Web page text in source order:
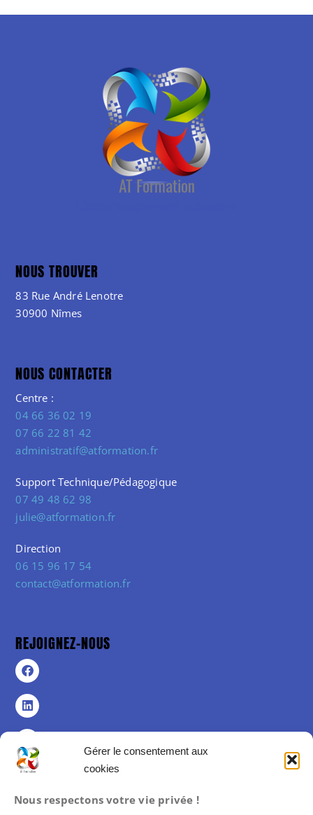
Gérer le consentement aux
cookies
Nous respectons votre vie privée !
NOUS TROUVER
83 Rue André Lenotre
30900 Nîmes
NOUS CONTACTER
Centre :
04 66 36 02 19
07 66 22 81 42
administratif@atformation.fr
Support Technique/Pédagogique
07 49 48 62 98
julie@atformation.fr
Direction
06 15 96 17 54
contact@atformation.fr
REJOIGNEZ-NOUS
Politique de cookies (UE)